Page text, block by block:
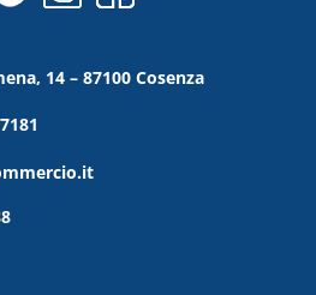
14 – 87100 Cosenza